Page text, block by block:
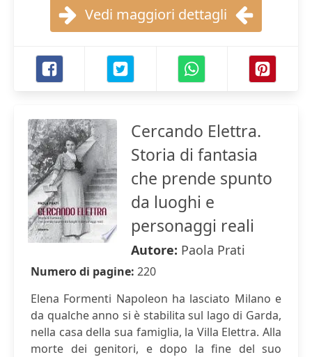
Vedi maggiori dettagli
Cercando Elettra.
Storia di fantasia
che prende spunto
da luoghi e
personaggi reali
Autore: Paola Prati
Numero di pagine: 220
Elena Formenti Napoleon ha lasciato Milano e
da qualche anno si è stabilita sul lago di Garda,
nella casa della sua famiglia, la Villa Elettra. Alla
morte dei genitori, e dopo la fine del suo